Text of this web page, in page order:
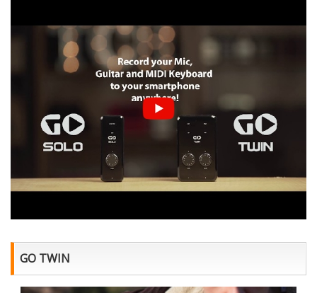
GO TWIN